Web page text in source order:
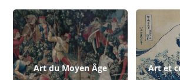
Art du Moyen Âge Art et